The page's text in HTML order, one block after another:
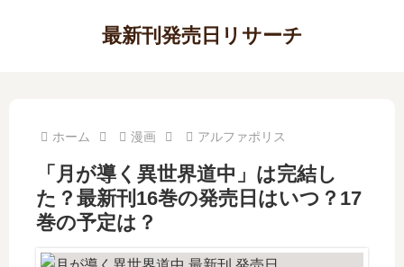
最新刊発売日リサーチ
ホーム 漫画 アルファポリス
「月が導く異世界道中」は完結し
た？最新刊16巻の発売日はいつ？17
巻の予定は？